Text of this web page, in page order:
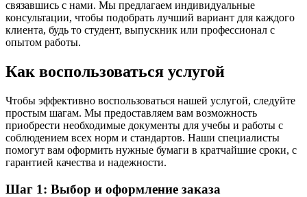
связавшись с нами. Мы предлагаем индивидуальные
консультации, чтобы подобрать лучший вариант для каждого
клиента, будь то студент, выпускник или профессионал с
опытом работы.
Как воспользоваться услугой
Чтобы эффективно воспользоваться нашей услугой, следуйте
простым шагам. Мы предоставляем вам возможность
приобрести необходимые документы для учебы и работы с
соблюдением всех норм и стандартов. Наши специалисты
помогут вам оформить нужные бумаги в кратчайшие сроки, с
гарантией качества и надежности.
Шаг 1: Выбор и оформление заказа